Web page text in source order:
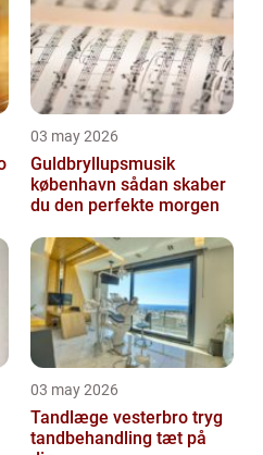
03 may 2026
Guldbryllupsmusik
københavn sådan skaber
du den perfekte morgen
03 may 2026
Tandlæge vesterbro tryg
tandbehandling tæt på